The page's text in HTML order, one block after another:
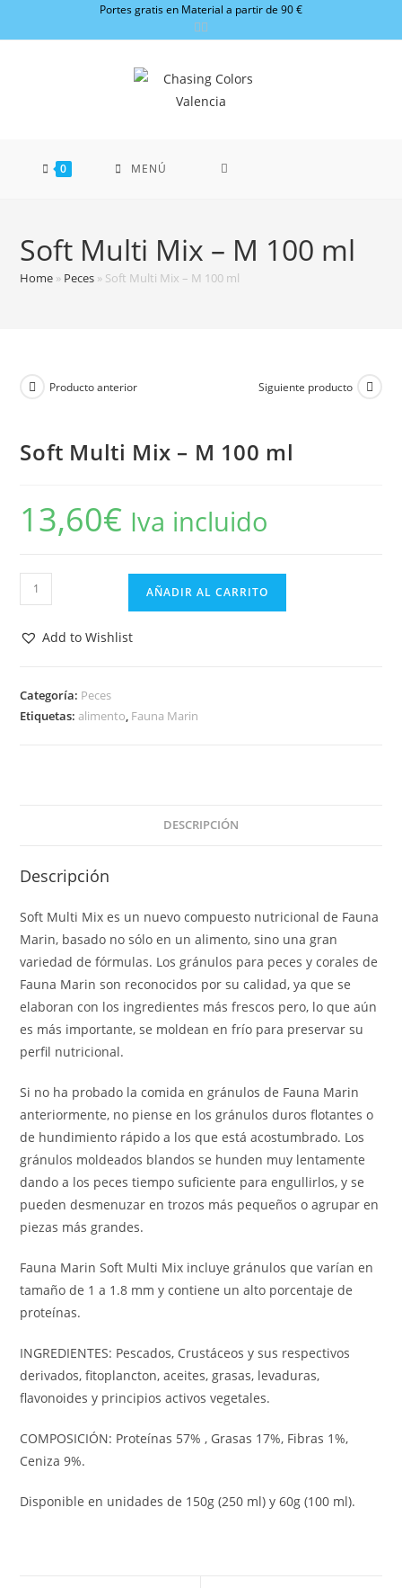
Portes gratis en Material a partir de 90 €
0 MENÚ
Soft Multi Mix – M 100 ml
Home » Peces » Soft Multi Mix – M 100 ml
Producto anterior Siguiente producto
Soft Multi Mix – M 100 ml
13,60€ Iva incluido
Soft
Multi
100
ml
AÑADIR AL CARRITO
Add to Wishlist
Categoría: Peces
Etiquetas:alimento, Fauna Marin
DESCRIPCIÓN
Descripción
Soft Multi Mix es un nuevo compuesto nutricional de Fauna
Marin, basado no sólo en un alimento, sino una gran
variedad de fórmulas. Los gránulos para peces y corales de
Fauna Marin son reconocidos por su calidad, ya que se
elaboran con los ingredientes más frescos pero, lo que aún
es más importante, se moldean en frío para preservar su
perfil nutricional.
Si no ha probado la comida en gránulos de Fauna Marin
anteriormente, no piense en los gránulos duros flotantes o
de hundimiento rápido a los que está acostumbrado. Los
gránulos moldeados blandos se hunden muy lentamente
dando a los peces tiempo suficiente para engullirlos, y se
pueden desmenuzar en trozos más pequeños o agrupar en
piezas más grandes.
Fauna Marin Soft Multi Mix incluye gránulos que varían en
tamaño de 1 a 1.8 mm y contiene un alto porcentaje de
proteínas.
INGREDIENTES: Pescados, Crustáceos y sus respectivos
derivados, fitoplancton, aceites, grasas, levaduras,
flavonoides y principios activos vegetales.
COMPOSICIÓN: Proteínas 57% , Grasas 17%, Fibras 1%,
Ceniza 9%.
Disponible en unidades de 150g (250 ml) y 60g (100 ml).